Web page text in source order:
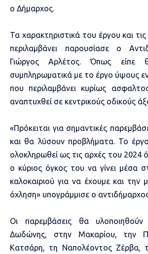
ο Δήμαρχος.
Τα χαρακτηριστικά του έργου και
περιλαμβάνει παρουσίασε ο
Γιώργος Αρλέτος. Όπως είπε
συμπληρωματικά με το έργο ύψους
που περιλαμβάνει κυρίως
αναπτυχθεί σε κεντρικούς οδικούς
«Πρόκειται για σημαντικές
και θα λύσουν προβλήματα. Το
ολοκληρωθεί ως τις αρχές του 2024
ο κύριος όγκος του να γίνει μέσα
καλοκαιριού για να έχουμε και την
όχληση» υπογράμμισε ο
Οι παρεμβάσεις θα
Δωδώνης, στην Μακαρίου, την
Κατσάρη, τη Ναπολέοντος Ζέρβα,